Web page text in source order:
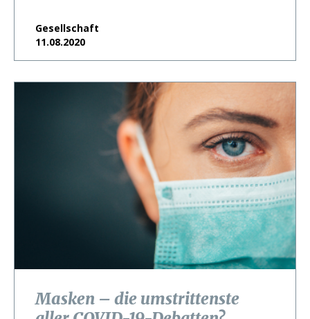
Gesellschaft
11.08.2020
Masken – die umstrittenste